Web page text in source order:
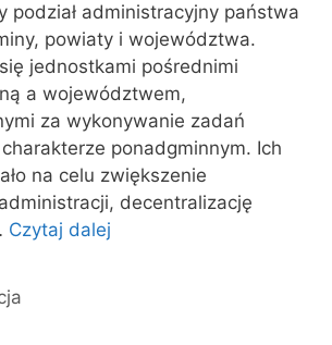
podział administracyjny państwa
powiaty i województwa.
jednostkami pośrednimi
a województwem,
za wykonywanie zadań
ponadgminnym. Ich
na celu zwiększenie
decentralizację
Czytaj dalej